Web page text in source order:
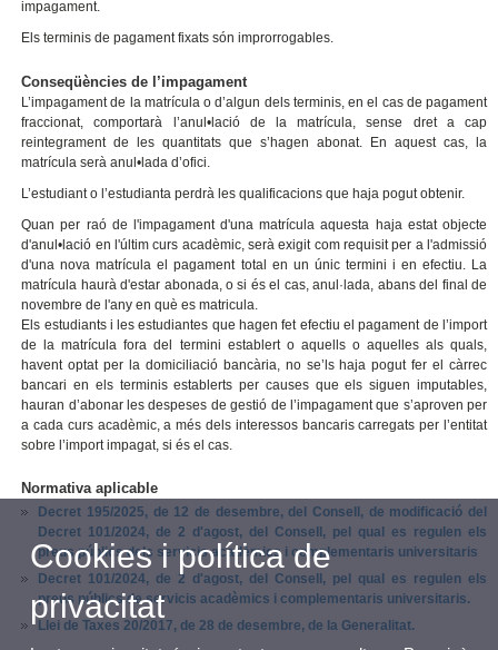
impagament.
Els terminis de pagament fixats són improrrogables.
Conseqüències de l’impagament
L’impagament de la matrícula o d’algun dels terminis, en el cas de pagament
fraccionat, comportarà l’anul•lació de la matrícula, sense dret a cap
reintegrament de les quantitats que s’hagen abonat. En aquest cas, la
matrícula serà anul•lada d’ofici.
L’estudiant o l’estudianta perdrà les qualificacions que haja pogut obtenir.
Quan per raó de l'impagament d'una matrícula aquesta haja estat objecte
d'anul•lació en l'últim curs acadèmic, serà exigit com requisit per a l'admissió
d'una nova matrícula el pagament total en un únic termini i en efectiu. La
matrícula haurà d'estar abonada, o si és el cas, anul·lada, abans del final de
novembre de l'any en què es matricula.
Els estudiants i les estudiantes que hagen fet efectiu el pagament de l’import
de la matrícula fora del termini establert o aquells o aquelles als quals,
havent optat per la domiciliació bancària, no se’ls haja pogut fer el càrrec
bancari en els terminis establerts per causes que els siguen imputables,
hauran d’abonar les despeses de gestió de l’impagament que s’aproven per
a cada curs acadèmic, a més dels interessos bancaris carregats per l’entitat
sobre l’import impagat, si és el cas.
Normativa aplicable
Decret 195/2025, de 12 de desembre, del Consell, de modificació del
Decret 101/2024, de 2 d'agost, del Consell, pel qual es regulen els
preus públics dels servicis acadèmics i complementaris universitaris
Decret 101/2024, de 2 d'agost, del Consell, pel qual es regulen els
preus públics de servicis acadèmics i complementaris universitaris.
Llei de Taxes 20/2017, de 28 de desembre, de la Generalitat.
Cookies i política de
privacitat